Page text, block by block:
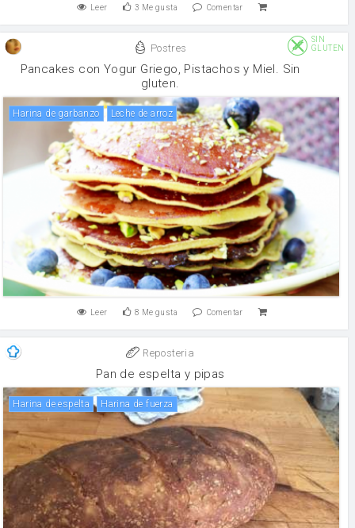
Leer 3 Me gusta Comentar
Postres
SIN
GLUTEN
Pancakes con Yogur Griego, Pistachos y Miel. Sin
gluten.
harina de garbanzo leche de arroz
Leer 8 Me gusta Comentar
Reposteria
Pan de espelta y pipas
Harina de espelta harina de fuerza